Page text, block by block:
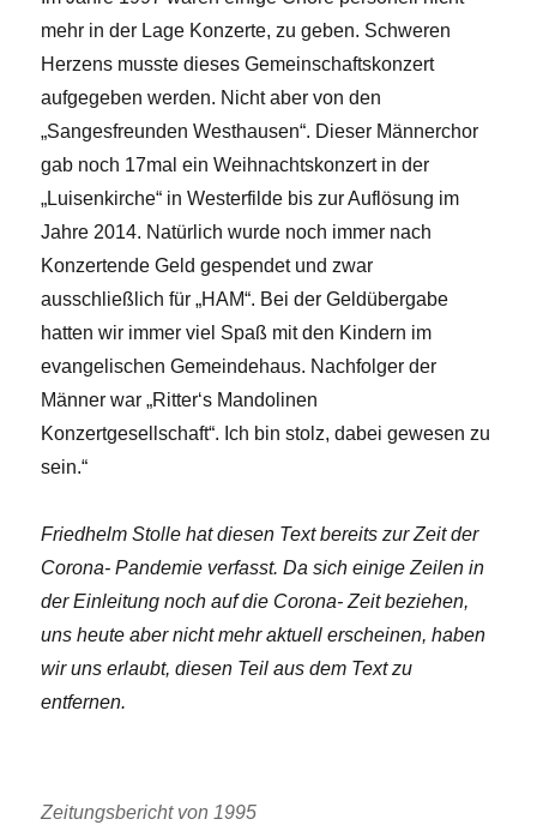
mehr in der Lage Konzerte, zu geben. Schweren
Herzens musste dieses Gemeinschaftskonzert
aufgegeben werden. Nicht aber von den
„Sangesfreunden Westhausen“. Dieser Männerchor
gab noch 17mal ein Weihnachtskonzert in der
„Luisenkirche“ in Westerfilde bis zur Auflösung im
Jahre 2014. Natürlich wurde noch immer nach
Konzertende Geld gespendet und zwar
ausschließlich für „HAM“. Bei der Geldübergabe
hatten wir immer viel Spaß mit den Kindern im
evangelischen Gemeindehaus. Nachfolger der
Männer war „Ritter‘s Mandolinen
Konzertgesellschaft“. Ich bin stolz, dabei gewesen zu
sein.“
Friedhelm Stolle hat diesen Text bereits zur Zeit der
Corona- Pandemie verfasst. Da sich einige Zeilen in
der Einleitung noch auf die Corona- Zeit beziehen,
uns heute aber nicht mehr aktuell erscheinen, haben
wir uns erlaubt, diesen Teil aus dem Text zu
entfernen.
Zeitungsbericht von 1995